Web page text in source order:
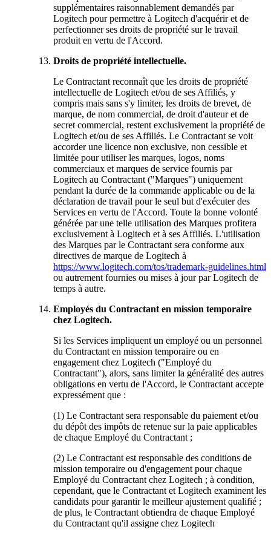
supplémentaires raisonnablement demandés par
Logitech pour permettre à Logitech d'acquérir et de
perfectionner ses droits de propriété sur le travail
produit en vertu de l'Accord.
Droits de propriété intellectuelle.
Le Contractant reconnaît que les droits de propriété
intellectuelle de Logitech et/ou de ses Affiliés, y
compris mais sans s'y limiter, les droits de brevet, de
marque, de nom commercial, de droit d'auteur et de
secret commercial, restent exclusivement la propriété de
Logitech et/ou de ses Affiliés. Le Contractant se voit
accorder une licence non exclusive, non cessible et
limitée pour utiliser les marques, logos, noms
commerciaux et marques de service fournis par
Logitech au Contractant ("Marques") uniquement
pendant la durée de la commande applicable ou de la
déclaration de travail pour le seul but d'exécuter des
Services en vertu de l'Accord. Toute la bonne volonté
générée par une telle utilisation des Marques profitera
exclusivement à Logitech et à ses Affiliés. L'utilisation
des Marques par le Contractant sera conforme aux
directives de marque de Logitech à
https://www.logitech.com/tos/trademark-guidelines.html
ou autrement fournies ou mises à jour par Logitech de
temps à autre.
Employés du Contractant en mission temporaire
chez Logitech.
Si les Services impliquent un employé ou un personnel
du Contractant en mission temporaire ou en
engagement chez Logitech ("Employé du
Contractant"), alors, sans limiter la généralité des autres
obligations en vertu de l'Accord, le Contractant accepte
expressément que :
(1) Le Contractant sera responsable du paiement et/ou
du dépôt des impôts de retenue sur la paie applicables
de chaque Employé du Contractant ;
(2) Le Contractant est responsable des conditions de
mission temporaire ou d'engagement pour chaque
Employé du Contractant chez Logitech ; à condition,
cependant, que le Contractant et Logitech examinent les
candidats pour garantir le meilleur ajustement qualifié ;
de plus, le Contractant obtiendra de chaque Employé
du Contractant qu'il assigne chez Logitech